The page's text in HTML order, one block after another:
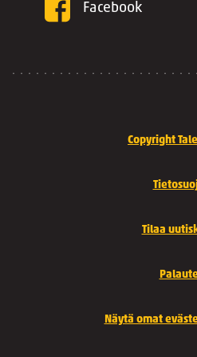
Facebook
Copyright
Tilaa
Näytä omat